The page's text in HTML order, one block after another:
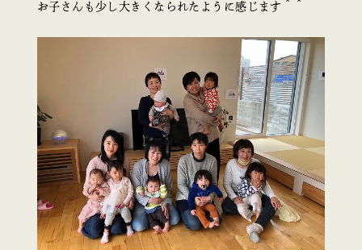
お子さんも少し大きくなられたように感じます＾＾